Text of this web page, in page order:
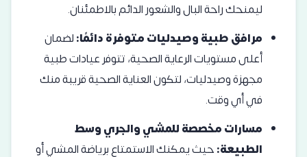
ليمنحك راحة البال والشعور الدائم بالاطمئنان.
مرافق طبية وصيدليات متوفرة دائمًا:لضمان
أعلى مستويات الرعاية الصحية، تتوفر عيادات طبية
مجهزة وصيدليات، لتكون العناية الصحية قريبة منك
في أي وقت.
مسارات مخصصة للمشي والجري وسط
الطبيعة:حيث يمكنك الاستمتاع برياضة المشي أو